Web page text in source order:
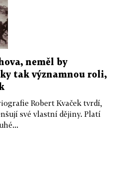
neměl by
tak významnou roli,
Robert Kvaček tvrdí,
své vlastní dějiny. Platí